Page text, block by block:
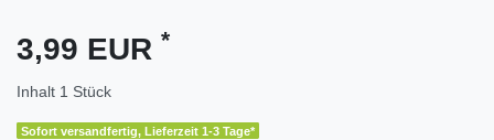
3,99 EUR *
Inhalt 1 Stück
Sofort versandfertig, Lieferzeit 1-3 Tage*